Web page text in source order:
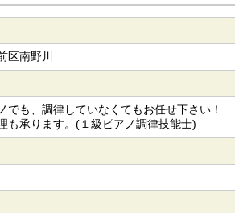
区南野川
でも、調律していなくてもお任せ下さい！
も承ります。(１級ピアノ調律技能士)